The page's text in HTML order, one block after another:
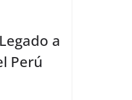
a
Perú